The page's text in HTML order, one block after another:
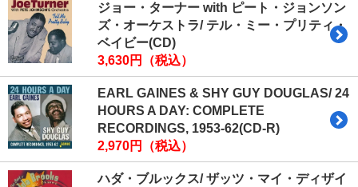
ジョー・ターナー with ピート・ジョンソン
ズ・オーケストラ/ テル・ミー・プリティ・
ベイビー(CD)
3,630円（税込）
EARL GAINES & SHY GUY DOUGLAS/ 24
HOURS A DAY: COMPLETE
RECORDINGS, 1953-62(CD-R)
2,970円（税込）
ハダ・ブルックス/ ザッツ・マイ・ディザイ